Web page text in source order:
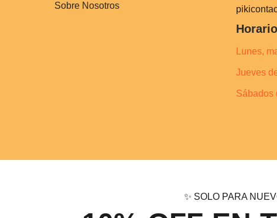
Sobre Nosotros
Lunes,
Jueves
Sábados
✨ SOLO PARA